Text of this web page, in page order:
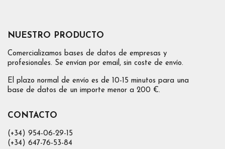
NUESTRO PRODUCTO
Comercializamos bases de datos de empresas y
profesionales. Se envían por email, sin coste de envío.
El plazo normal de envío es de 10-15 minutos para una
base de datos de un importe menor a 200 €.
CONTACTO
(+34) 954-06-29-15
(+34) 647-76-53-84